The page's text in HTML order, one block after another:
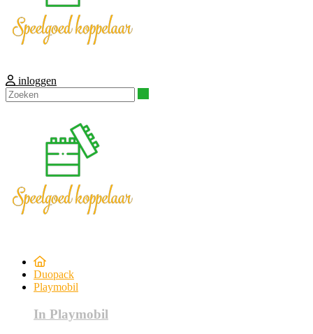
inloggen
Duopack
Playmobil
In Playmobil